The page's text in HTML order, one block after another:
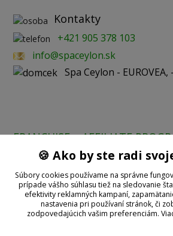
Kontakty
+421 905 378 103
info@spaceylon.sk
Spa Ceylon -
FRANCHISE AFFILIATE
Prijímame online platby:
🍪 Ako by ste radi
Súbory cookies používame na správne
prípade vášho súhlasu tiež na sledovanie
efektivity reklamných kampaní,
nastavenia pri používaní stránok, či
zodpovedajúcich vašim preferenciám.